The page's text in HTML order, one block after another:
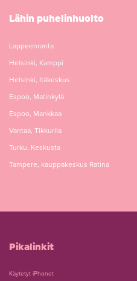
Lähin puhelinhuolto
Lappeenranta
Helsinki, Kamppi
Helsinki, Itäkeskus
Espoo, Matinkylä
Espoo, Mankkaa
Vantaa, Tikkurila
Turku, Keskusta
Tampere, kauppakeskus Ratina
Pikalinkit
Käytetyt iPhonet